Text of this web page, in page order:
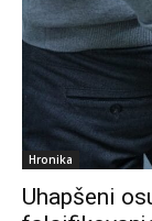
Hronika
Uhapšeni